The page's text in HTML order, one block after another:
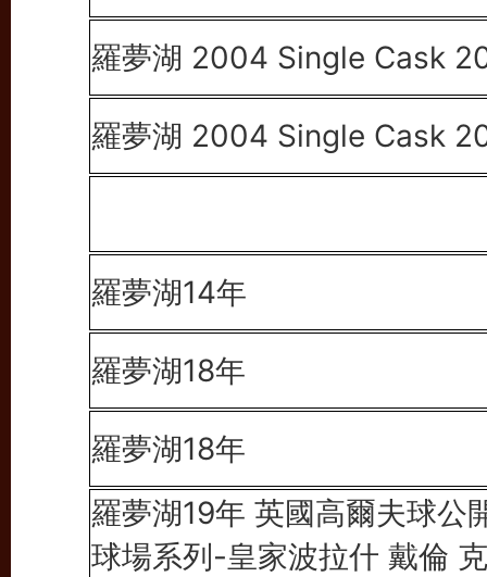
羅夢湖 2004 Single Cask
羅夢湖 2004 Single Cask
羅夢湖14年
羅夢湖18年
羅夢湖18年
羅夢湖19年 英國高爾夫球公
球場系列-皇家波拉什 戴倫